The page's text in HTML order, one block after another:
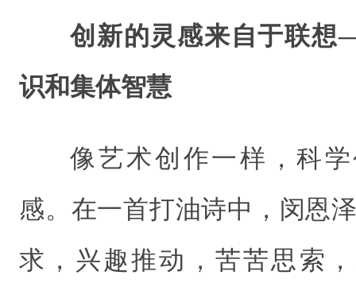
创新的灵感来自于联
识和集体智慧
像艺术创作一样，科
感。在一首打油诗中，闵恩
求，兴趣推动，苦苦思索